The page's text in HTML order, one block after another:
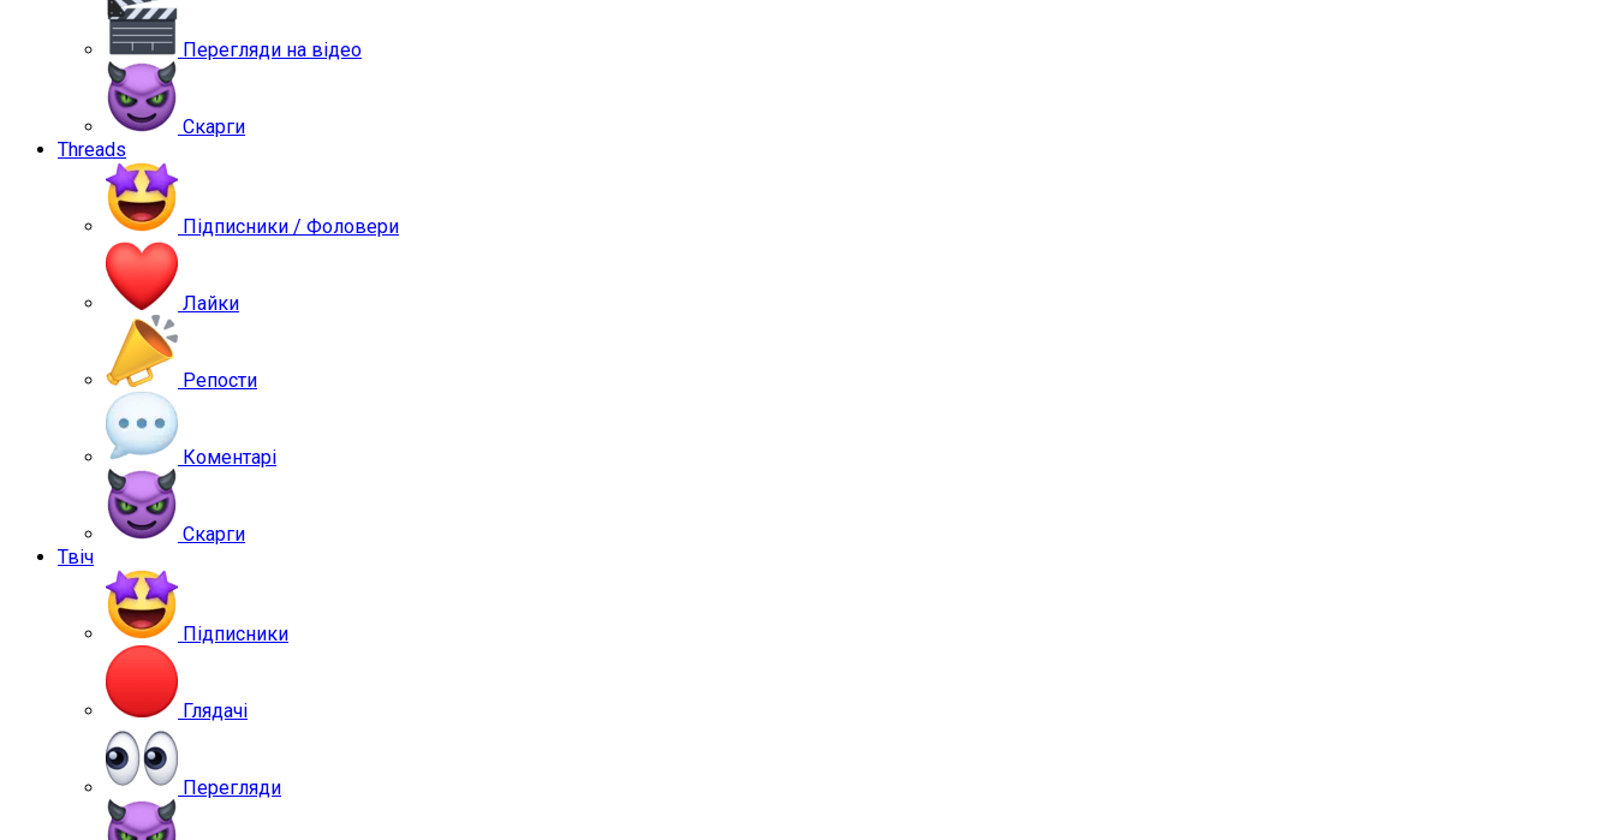
Перегляди на відео
Скарги
Threads
Підписники / Фоловери
Лайки
Репости
Коментарі
Скарги
Твіч
Підписники
Глядачі
Перегляди